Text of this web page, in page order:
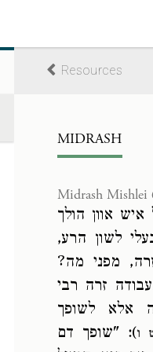
Resources
MIDRASH
Midrash Mishlei
אוון הולך
לשון הרע,
מפני מה?
זרה רבי
אלא לשופך
ו): "שופך דם